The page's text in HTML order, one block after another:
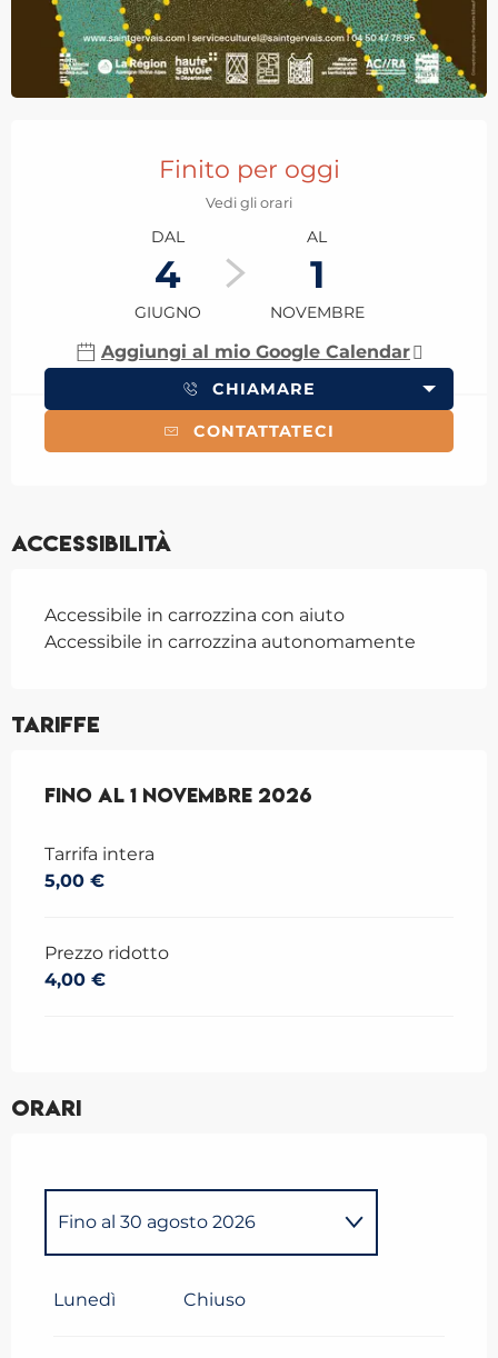
Finito per oggi
Vedi gli orari
DAL
4
GIUGNO
AL
1
NOVEMBRE
Aggiungi al mio Google Calendar
CHIAMARE
CONTATTATECI
Accessibilità
Accessibile in carrozzina con aiuto
Accessibile in carrozzina autonomamente
Tariffe
Dal4 giugno 2026 al1 novembre 2026
Fino al 1 novembre 2026
Tarrifa intera
5,00 €
Prezzo ridotto
4,00 €
Orari
2026
Fino al 30 agosto 2026
Lunedì Chiuso